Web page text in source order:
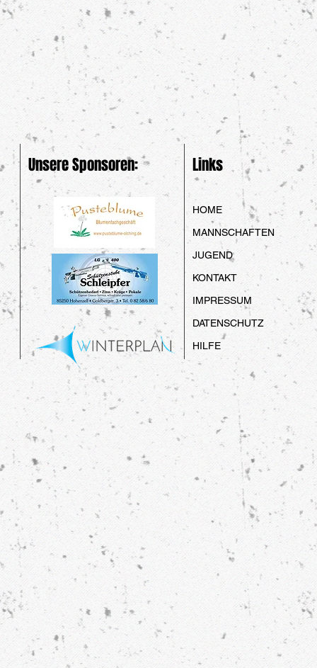
Unsere Sponsoren: Links
HOME
MANNSCHAFTEN
JUGEND
KONTAKT
IMPRESSUM
DATENSCHUTZ
HILFE